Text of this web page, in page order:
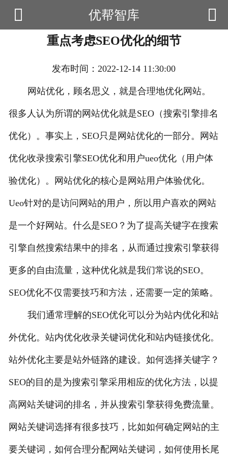
云产品
数据云查询
数据云监控
应用场景
优帮资讯
 优帮智库 
重点考虑SEO优化的细节
发布时间：2022-12-14 11:30:00
网站优化，顾名思义，就是合理地优化网站。
很多人认为所谓的网站优化就是SEO（搜索引擎排名
优化）。事实上，SEO只是网站优化的一部分。网站
优化收录搜索引擎SEO优化和用户ueo优化（用户体
验优化）。网站优化的核心是网站用户体验优化。
Ueo针对的是访问网站的用户，所以用户喜欢的网站
是一个好网站。什么是SEO？为了提高关键字在搜索
引擎自然搜索结果中的排名，从而通过搜索引擎获得
更多的自由流量，这种优化就是我们常说的SEO。
SEO优化不仅需要技巧和方法，还需要一定的策略。
我们通常理解的SEO优化可以分为站内优化和站
外优化。站内优化收录关键词优化和站内链接优化。
站外优化主要是站外链路的建设。如何选择关键字？
SEO的目的是为搜索引擎采用相应的优化方法，以提
高网站关键词的排名，并从搜索引擎获得免费流量。
网站关键词选择有很多技巧，比如如何确定网站的主
要关键词，如何合理分配网站关键词，如何使用长尾